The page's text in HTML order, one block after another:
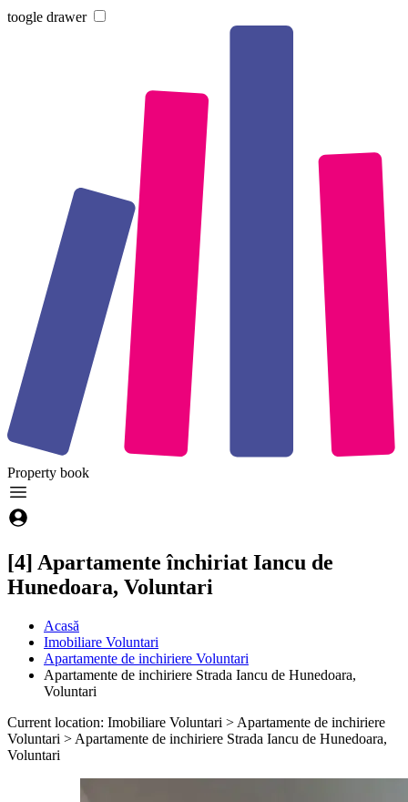
toogle drawer
Property book
[4] Apartamente închiriat Iancu de
Hunedoara, Voluntari
Acasă
Imobiliare Voluntari
Apartamente de inchiriere Voluntari
Apartamente de inchiriere Strada Iancu de Hunedoara,
Voluntari
Current location: Imobiliare Voluntari > Apartamente de inchiriere
Voluntari > Apartamente de inchiriere Strada Iancu de Hunedoara,
Voluntari